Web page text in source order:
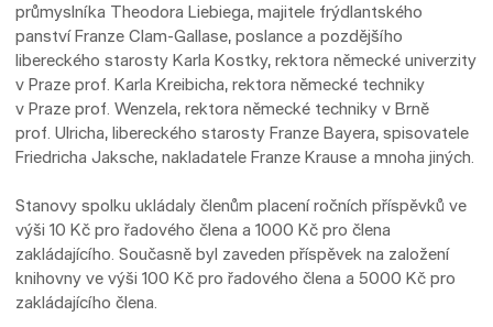
průmyslníka Theodora Liebiega, majitele frýdlantského
panství Franze Clam-Gallase, poslance a pozdějšího
libereckého starosty Karla Kostky, rektora německé univerzity
v Praze prof. Karla Kreibicha, rektora německé techniky
v Praze prof. Wenzela, rektora německé techniky v Brně
prof. Ulricha, libereckého starosty Franze Bayera, spisovatele
Friedricha Jaksche, nakladatele Franze Krause a mnoha jiných.
Stanovy spolku ukládaly členům placení ročních příspěvků ve
výši 10 Kč pro řadového člena a 1000 Kč pro člena
zakládajícího. Současně byl zaveden příspěvek na založení
knihovny ve výši 100 Kč pro řadového člena a 5000 Kč pro
zakládajícího člena.